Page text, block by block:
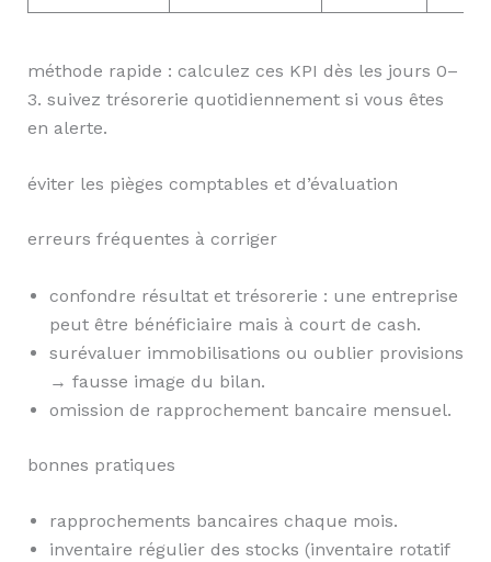
méthode rapide : calculez ces KPI dès les jours 0–
3. suivez trésorerie quotidiennement si vous êtes
en alerte.
éviter les pièges comptables et d’évaluation
erreurs fréquentes à corriger
confondre résultat et trésorerie : une entreprise
peut être bénéficiaire mais à court de cash.
surévaluer immobilisations ou oublier provisions
→ fausse image du bilan.
omission de rapprochement bancaire mensuel.
bonnes pratiques
rapprochements bancaires chaque mois.
inventaire régulier des stocks (inventaire rotatif